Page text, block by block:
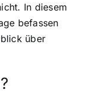
In diesem
befassen
über